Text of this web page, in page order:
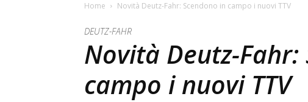
Home Novità Deutz-Fahr: Scendono in campo i nuovi TTV
DEUTZ-FAHR
Novità Deutz-Fahr:
campo i nuovi TTV